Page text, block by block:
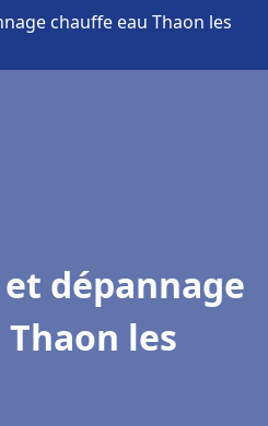
chauffe eau Thaon les
dépannage
les